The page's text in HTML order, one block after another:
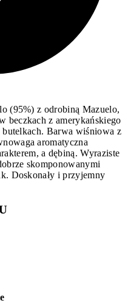
(95%) z odrobiną Mazuelo,
beczkach z amerykańskiego
butelkach. Barwa wiśniowa z
aromatyczna
a dębiną. Wyraziste
skomponowanymi
Doskonały i przyjemny